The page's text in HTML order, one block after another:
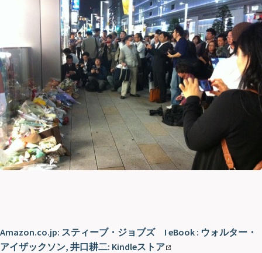
Amazon.co.jp: スティーブ・ジョブズ I eBook : ウォルター・
アイザックソン, 井口耕二: Kindleストア